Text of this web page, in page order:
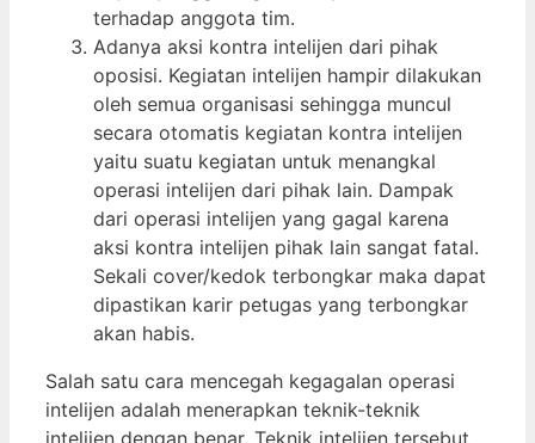
terhadap anggota tim.
Adanya aksi kontra intelijen dari pihak
oposisi. Kegiatan intelijen hampir dilakukan
oleh semua organisasi sehingga muncul
secara otomatis kegiatan kontra intelijen
yaitu suatu kegiatan untuk menangkal
operasi intelijen dari pihak lain. Dampak
dari operasi intelijen yang gagal karena
aksi kontra intelijen pihak lain sangat fatal.
Sekali cover/kedok terbongkar maka dapat
dipastikan karir petugas yang terbongkar
akan habis.
Salah satu cara mencegah kegagalan operasi
intelijen adalah menerapkan teknik-teknik
intelijen dengan benar. Teknik intelijen tersebut